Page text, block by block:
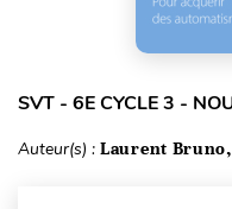
SVT - 6E CYCLE 3 -
Auteur(s) : Laurent